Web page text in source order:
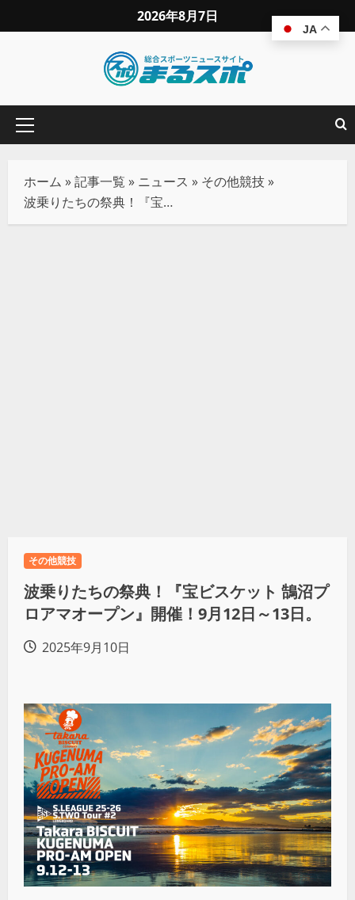
2026年8月7日
ホーム »記事一覧 » ニュース » その他競技»
波乗りたちの祭典！『宝ビスケット 鵠沼プロアマオープン』開催！9月12日～13日。
その他競技
波乗りたちの祭典！『宝ビスケット 鵠沼プ
ロアマオープン』開催！9月12日～13日。
2025年9月10日
JA